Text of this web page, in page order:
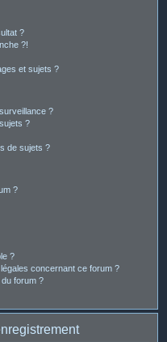
?
?!
et sujets ?
?
?
de sujets ?
?
?
concernant ce forum ?
forum ?